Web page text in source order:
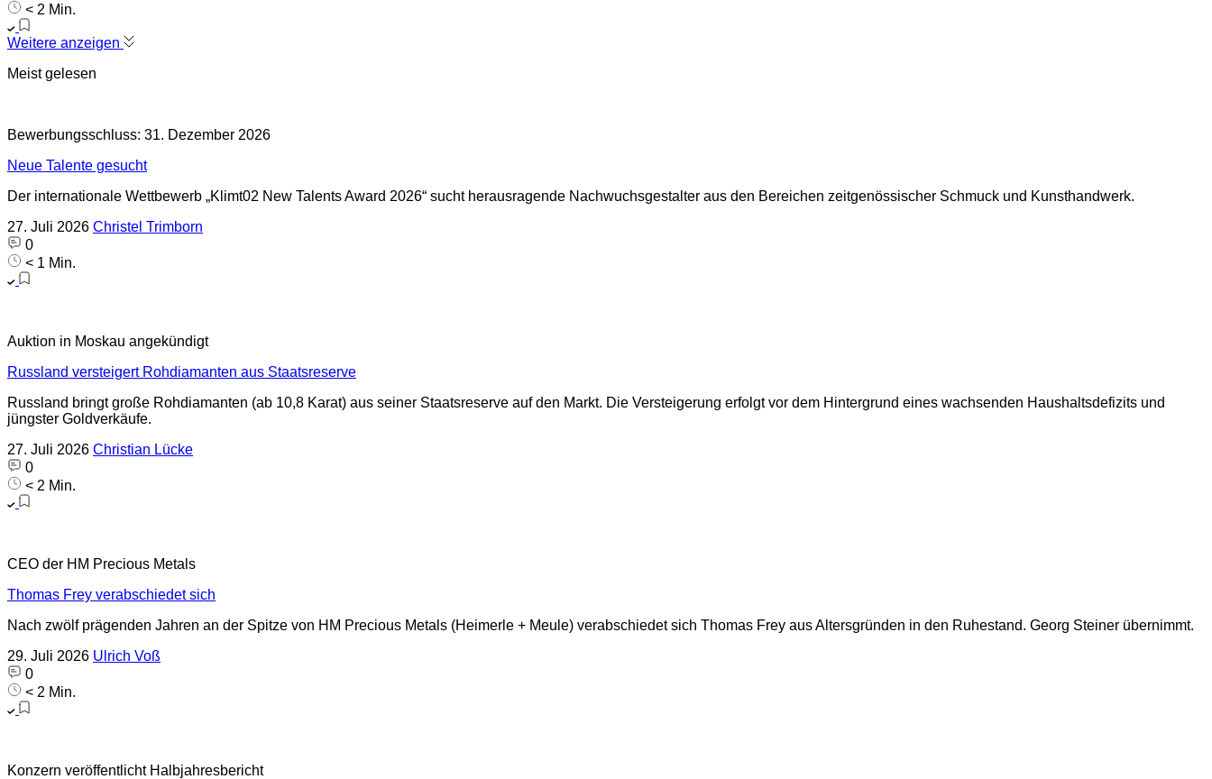
< 2 Min.
Weitere anzeigen
Meist gelesen
Bewerbungsschluss: 31. Dezember 2026
Neue Talente gesucht
Der internationale Wettbewerb „Klimt02 New Talents Award 2026“ sucht herausragende Nachwuchsgestalter aus den Bereichen zeitgenössischer Schmuck und Kunsthandwerk.
27. Juli 2026 Christel Trimborn
0
< 1 Min.
Auktion in Moskau angekündigt
Russland versteigert Rohdiamanten aus Staatsreserve
Russland bringt große Rohdiamanten (ab 10,8 Karat) aus seiner Staatsreserve auf den Markt. Die Versteigerung erfolgt vor dem Hintergrund eines wachsenden Haushaltsdefizits und
jüngster Goldverkäufe.
27. Juli 2026 Christian Lücke
0
< 2 Min.
CEO der HM Precious Metals
Thomas Frey verabschiedet sich
Nach zwölf prägenden Jahren an der Spitze von HM Precious Metals (Heimerle + Meule) verabschiedet sich Thomas Frey aus Altersgründen in den Ruhestand. Georg Steiner übernimmt.
29. Juli 2026 Ulrich Voß
0
< 2 Min.
Konzern veröffentlicht Halbjahresbericht